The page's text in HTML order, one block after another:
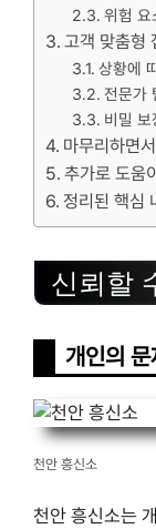
위험 요
고객 맞춤형
상황에
전문가
비밀 보
마무리하면
추가로 도움
정리된 핵심
신뢰할
개인의 문
천안 흥신소
천안 흥신소는